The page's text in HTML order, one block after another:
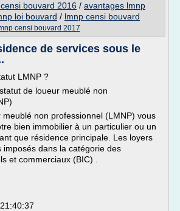
bouvard 2016 / avantages lmnp
loi bouvard / lmnp censi bouvard
censi bouvard 2017
de services sous le
LMNP ?
de loueur meublé non
non professionnel (LMNP) vous
bien immobilier à un particulier ou un
que résidence principale. Les loyers
imposés dans la catégorie des
et commerciaux (BIC) .